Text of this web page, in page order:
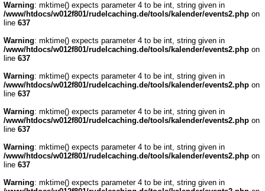
Warning: mktime() expects parameter 4 to be int, string given in
/www/htdocs/w012f801/rudelcaching.de/tools/kalender/events2.php on
line 637
Warning: mktime() expects parameter 4 to be int, string given in
/www/htdocs/w012f801/rudelcaching.de/tools/kalender/events2.php on
line 637
Warning: mktime() expects parameter 4 to be int, string given in
/www/htdocs/w012f801/rudelcaching.de/tools/kalender/events2.php on
line 637
Warning: mktime() expects parameter 4 to be int, string given in
/www/htdocs/w012f801/rudelcaching.de/tools/kalender/events2.php on
line 637
Warning: mktime() expects parameter 4 to be int, string given in
/www/htdocs/w012f801/rudelcaching.de/tools/kalender/events2.php on
line 637
Warning: mktime() expects parameter 4 to be int, string given in